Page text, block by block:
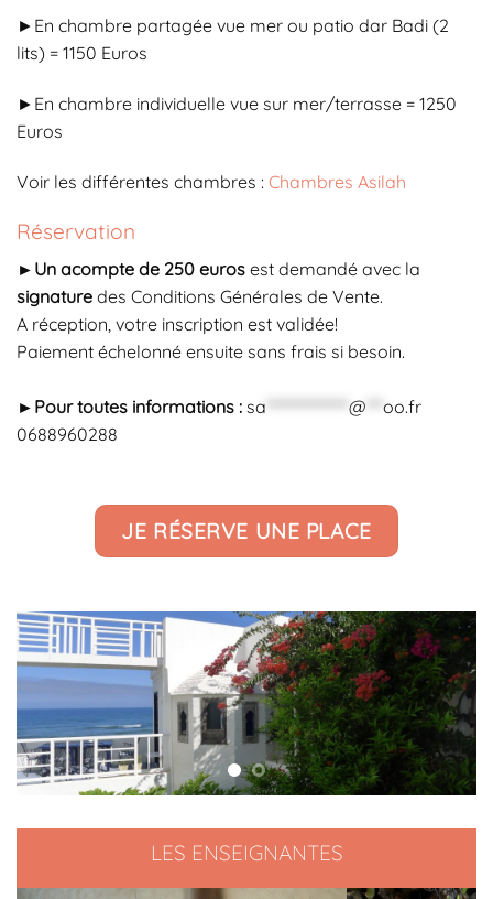
►En chambre partagée vue mer ou patio dar Badi (2
lits) = 1150 Euros
►En chambre individuelle vue sur mer/terrasse = 1250
Euros
Voir les différentes chambres : Chambres Asilah
Réservation
► Un acompte de 250 euros est demandé avec la
signature des Conditions Générales de Vente.
A réception, votre inscription est validée!
Paiement échelonné ensuite sans frais si besoin.
► Pour toutes informations : sa @
oo.fr
0688960288
JE RÉSERVE UNE PLACE
LES ENSEIGNANTES